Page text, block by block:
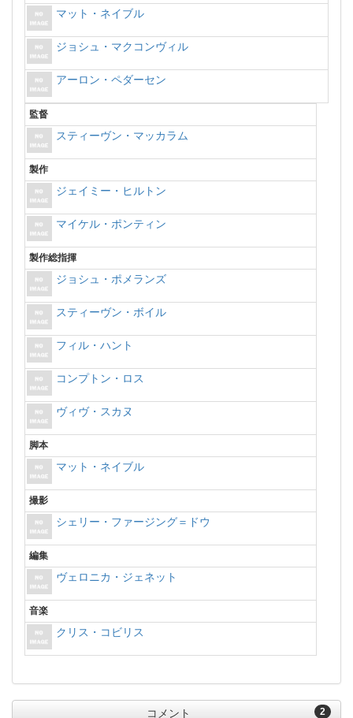
マット・ネイブル
ジョシュ・マクコンヴィル
アーロン・ペダーセン
監督
スティーヴン・マッカラム
製作
ジェイミー・ヒルトン
マイケル・ポンティン
製作総指揮
ジョシュ・ポメランズ
スティーヴン・ボイル
フィル・ハント
コンプトン・ロス
ヴィヴ・スカヌ
脚本
マット・ネイブル
撮影
シェリー・ファージング＝ドウ
編集
ヴェロニカ・ジェネット
音楽
クリス・コビリス
2
コメント